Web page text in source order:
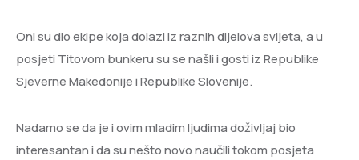
Oni su dio ekipe koja dolazi iz raznih dijelova svijeta, a u
posjeti Titovom bunkeru su se našli i gosti iz Republike
Sjeverne Makedonije i Republike Slovenije.
Nadamo se da je i ovim mladim ljudima doživljaj bio
interesantan i da su nešto novo naučili tokom posjeta